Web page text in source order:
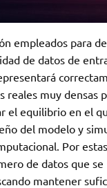
empleados para
de datos de
reales muy
el equilibrio en el
del modelo y
Por
de datos que
mantener